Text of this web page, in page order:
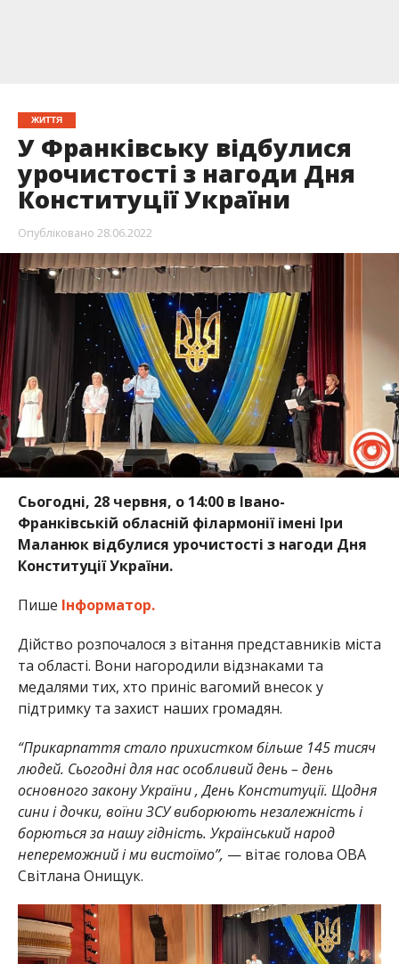
ЖИТТЯ
У Франківську відбулися
урочистості з нагоди Дня
Конституції України
Опубліковано 28.06.2022
Сьогодні, 28 червня, о 14:00 в Івано-
Франківській обласній філармонії імені Іри
Маланюк відбулися урочистості з нагоди Дня
Конституції України.
Пише Інформатор.
Дійство розпочалося з вітання представників міста
та області. Вони нагородили відзнаками та
медалями тих, хто приніс вагомий внесок у
підтримку та захист наших громадян.
“Прикарпаття стало прихистком більше 145 тисяч
людей. Сьогодні для нас особливий день – день
основного закону України , День Конституції. Щодня
сини і дочки, воїни ЗСУ виборюють незалежність і
борються за нашу гідність. Український народ
непереможний і ми вистоїмо”, — вітає голова ОВА
Світлана Онищук.